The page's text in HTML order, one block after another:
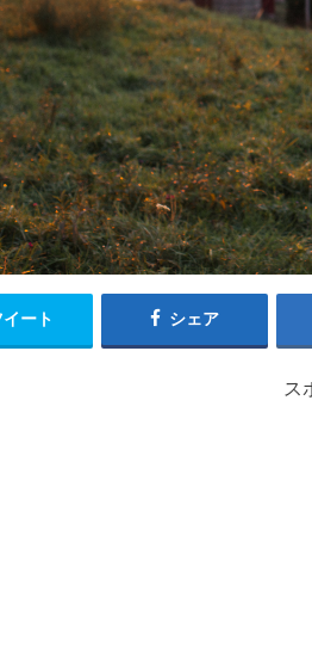
イート シェア
ス